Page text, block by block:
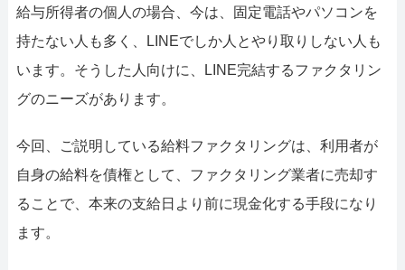
給与所得者の個人の場合、今は、固定電話やパソコンを
持たない人も多く、LINEでしか人とやり取りしない人も
います。そうした人向けに、LINE完結するファクタリン
グのニーズがあります。
今回、ご説明している給料ファクタリングは、利用者が
自身の給料を債権として、ファクタリング業者に売却す
ることで、本来の支給日より前に現金化する手段になり
ます。